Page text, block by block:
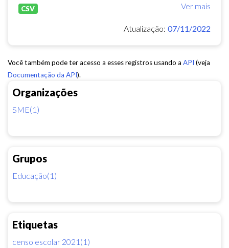
Organizações
SME(1)
Grupos
Educação(1)
Etiquetas
censo escolar 2021(1)
Ver mais
CSV
Atualização: 07/11/2022
Você também pode ter acesso a esses registros usando a API (veja
Documentação da API).